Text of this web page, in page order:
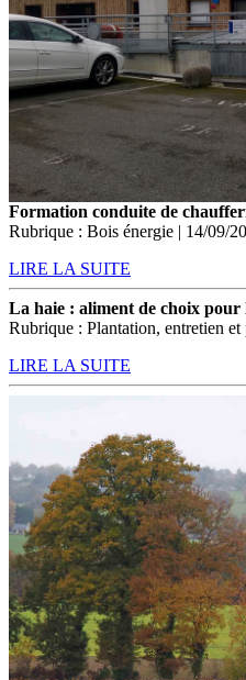
Formation conduite de
Rubrique : Bois énergie | 14/09/
LIRE LA SUITE
La haie : aliment de choix pour
Rubrique : Plantation, entretien
LIRE LA SUITE